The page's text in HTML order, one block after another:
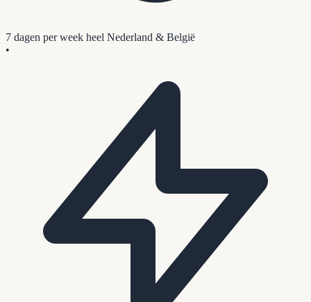
7 dagen per week heel Nederland & België
•